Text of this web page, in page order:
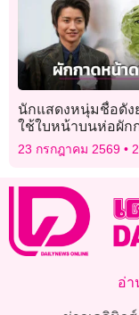
นักแสดงหนุ่มชื่อดัง
ใช้ใบหน้าบนห่อผัก
หวังแก้ปัญหาผักเห
23 กรกฎาคม 2569
อ่า